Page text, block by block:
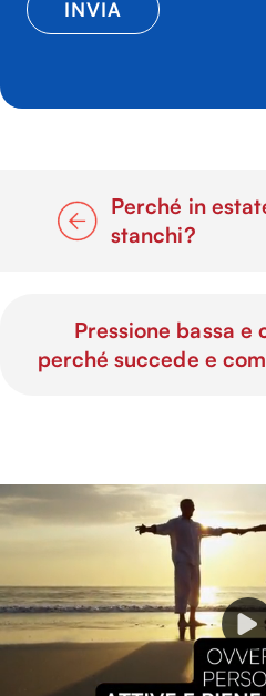
Perché in
stanchi?
Pressione bassa e
perché succede e